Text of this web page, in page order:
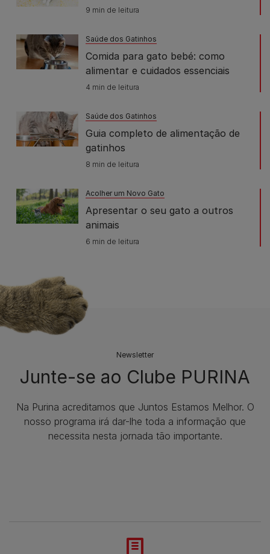
9 min de leitura
Saúde dos Gatinhos
Comida para gato bebé: como
alimentar e cuidados essenciais
4 min de leitura
Saúde dos Gatinhos
Guia completo de alimentação de
gatinhos
8 min de leitura
Acolher um Novo Gato
Apresentar o seu gato a outros
animais
6 min de leitura
Newsletter
Junte-se ao Clube PURINA
Na Purina acreditamos que Juntos Estamos Melhor. O
nosso programa irá dar-lhe toda a informação que
necessita nesta jornada tão importante.